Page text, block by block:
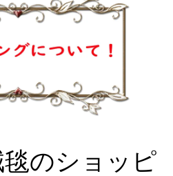
のショッピ